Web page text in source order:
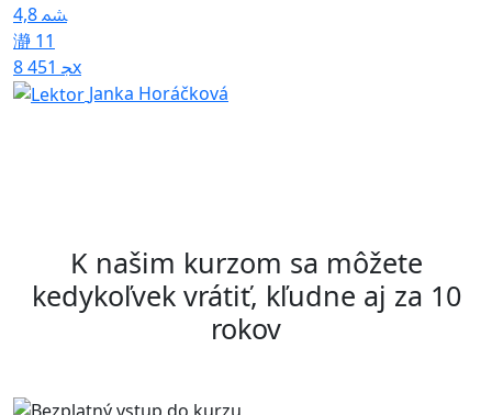
4,8
11
8 451x
Janka Horáčková
K našim kurzom sa môžete
kedykoľvek vrátiť, kľudne aj za 10
rokov